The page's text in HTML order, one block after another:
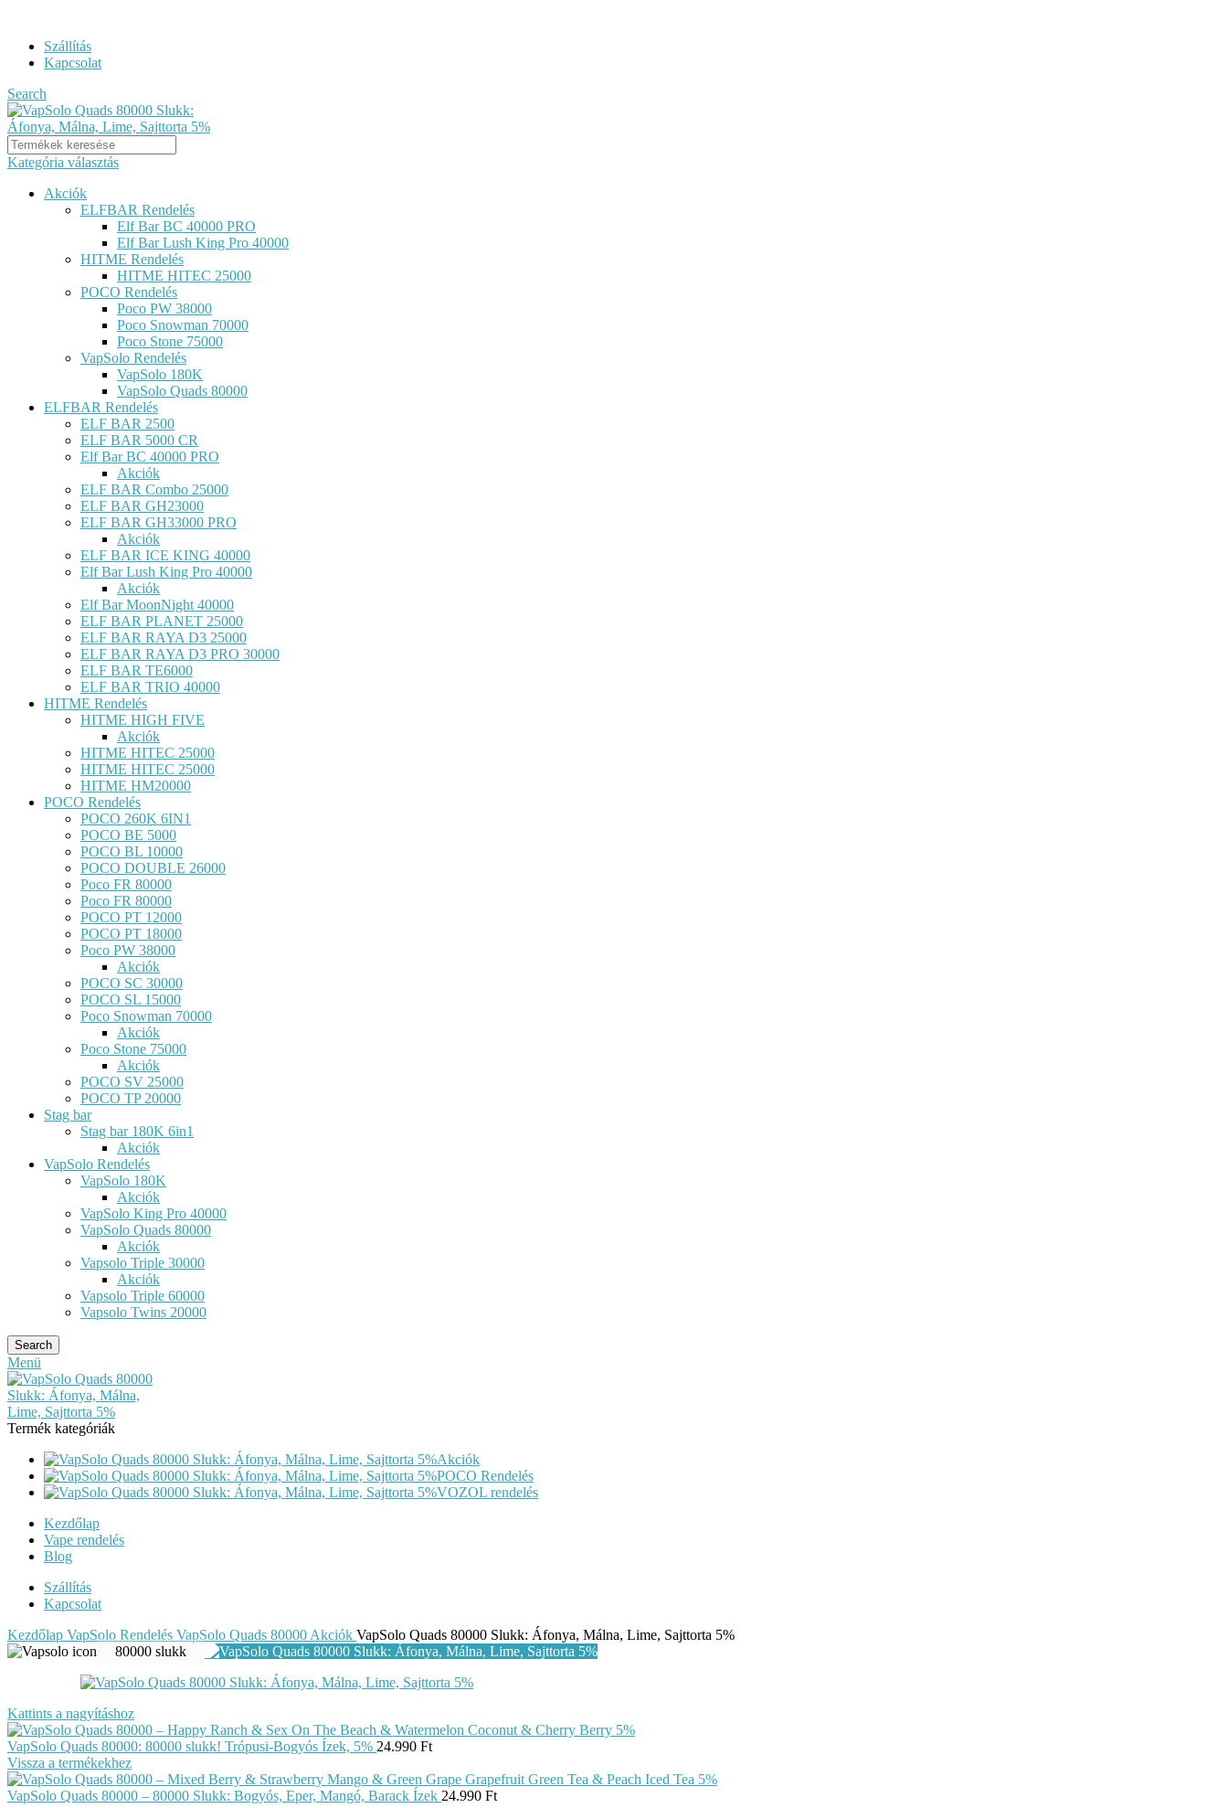
Szállítás
Kapcsolat
Search
Kategória választás
Akciók
ELFBAR Rendelés
Elf Bar BC 40000 PRO
Elf Bar Lush King Pro 40000
HITME Rendelés
HITME HITEC 25000
POCO Rendelés
Poco PW 38000
Poco Snowman 70000
Poco Stone 75000
VapSolo Rendelés
VapSolo 180K
VapSolo Quads 80000
ELFBAR Rendelés
ELF BAR 2500
ELF BAR 5000 CR
Elf Bar BC 40000 PRO
Akciók
ELF BAR Combo 25000
ELF BAR GH23000
ELF BAR GH33000 PRO
Akciók
ELF BAR ICE KING 40000
Elf Bar Lush King Pro 40000
Akciók
Elf Bar MoonNight 40000
ELF BAR PLANET 25000
ELF BAR RAYA D3 25000
ELF BAR RAYA D3 PRO 30000
ELF BAR TE6000
ELF BAR TRIO 40000
HITME Rendelés
HITME HIGH FIVE
Akciók
HITME HITEC 25000
HITME HITEC 25000
HITME HM20000
POCO Rendelés
POCO 260K 6IN1
POCO BE 5000
POCO BL 10000
POCO DOUBLE 26000
Poco FR 80000
Poco FR 80000
POCO PT 12000
POCO PT 18000
Poco PW 38000
Akciók
POCO SC 30000
POCO SL 15000
Poco Snowman 70000
Akciók
Poco Stone 75000
Akciók
POCO SV 25000
POCO TP 20000
Stag bar
Stag bar 180K 6in1
Akciók
VapSolo Rendelés
VapSolo 180K
Akciók
VapSolo King Pro 40000
VapSolo Quads 80000
Akciók
Vapsolo Triple 30000
Akciók
Vapsolo Triple 60000
Vapsolo Twins 20000
Search
Menü
Termék kategóriák
Akciók
POCO Rendelés
VOZOL rendelés
Kezdőlap
Vape rendelés
Blog
Szállítás
Kapcsolat
Kezdőlap VapSolo Rendelés VapSolo Quads 80000 Akciók VapSolo Quads 80000 Slukk: Áfonya, Málna, Lime, Sajttorta 5%
80000 slukk
Kattints a nagyításhoz
VapSolo Quads 80000: 80000 slukk! Trópusi-Bogyós Ízek, 5% 24.990 Ft
Vissza a termékekhez
VapSolo Quads 80000 – 80000 Slukk: Bogyós, Eper, Mangó, Barack Ízek 24.990 Ft